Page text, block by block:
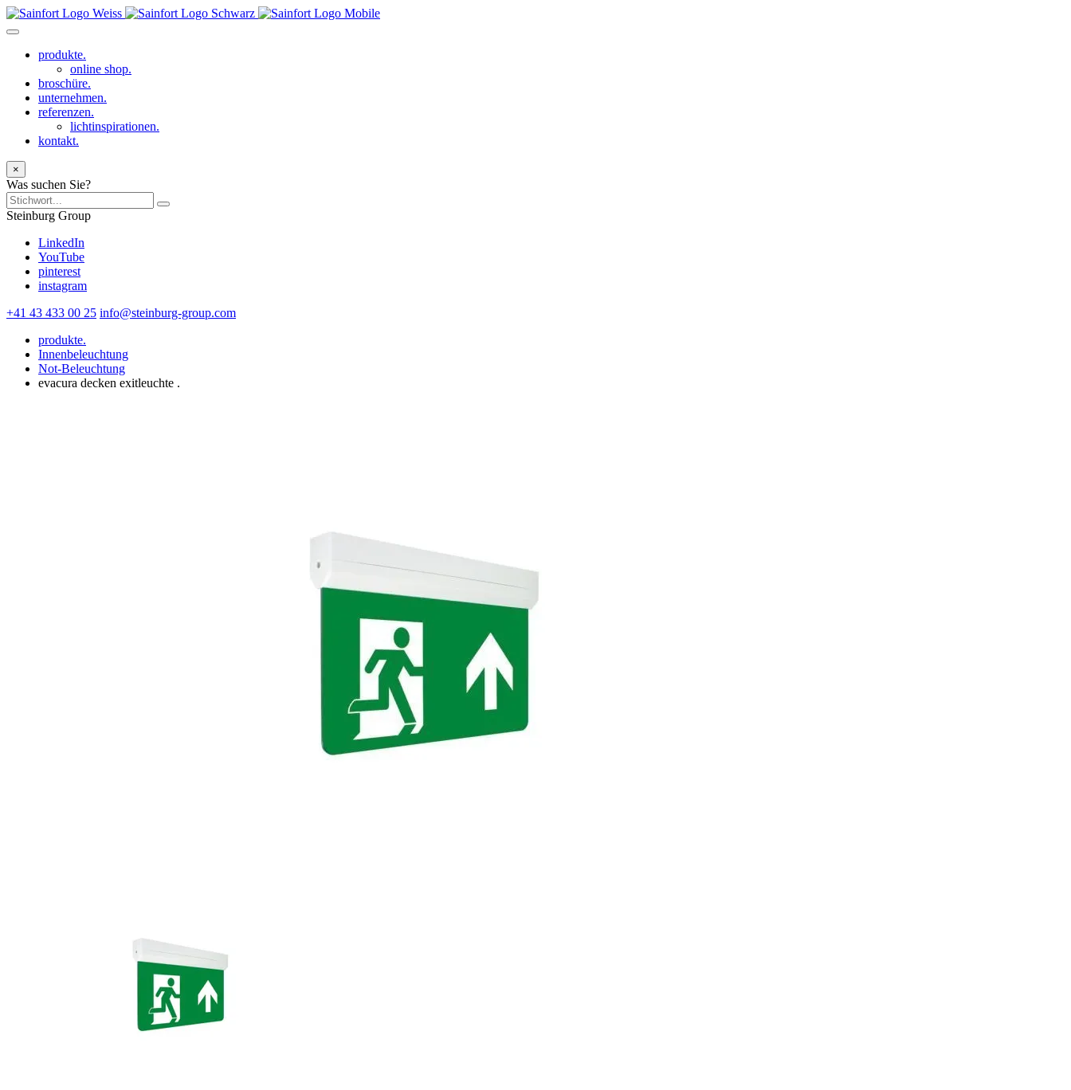
produkte.
online shop.
broschüre.
unternehmen.
referenzen.
lichtinspirationen.
kontakt.
×
Was suchen Sie?
Steinburg Group
LinkedIn
YouTube
pinterest
instagram
+41 43 433 00 25 info@steinburg-group.com
produkte.
Innenbeleuchtung
Not-Beleuchtung
evacura decken exitleuchte .